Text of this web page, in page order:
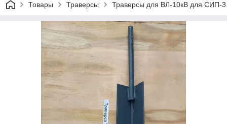
Товары Траверсы Траверсы для ВЛ-10кВ для СИП-3